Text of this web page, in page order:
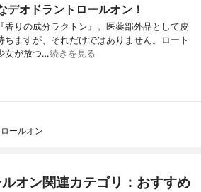
デオドラントロールオン！
香りの成分ラクトン』。医薬部外品として皮
ちますが、それだけではありません。ロート
女が放つ…続きを見る
ールオン
オン関連カテゴリ：おすすめ